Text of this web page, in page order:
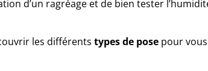
d’un ragréage et de bien tester
les différents types de pose pour